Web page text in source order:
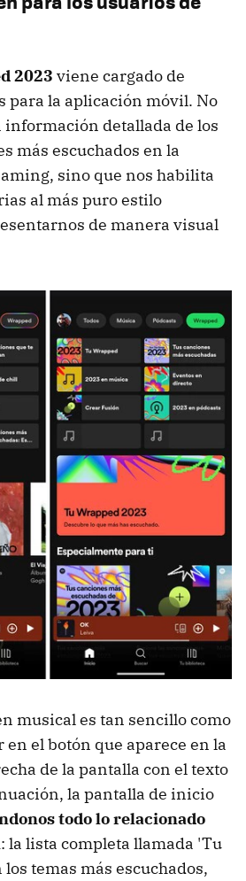
2023 viene cargado de
para la aplicación móvil. No
información detallada de los
más escuchados en la
sino que nos habilita
al más puro estilo
de manera visual
musical es tan sencillo como
el botón que aparece en la
de la pantalla con el texto
la pantalla de inicio
todo lo relacionado
: la lista completa llamada 'Tu
temas más escuchados,